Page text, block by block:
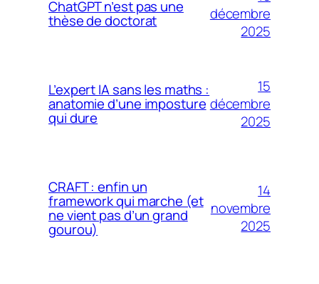
ChatGPT n’est pas une
thèse de doctorat
décembre
2025
L’expert IA sans les maths :
anatomie d’une imposture
qui dure
15
décembre
2025
CRAFT : enfin un
framework qui marche (et
ne vient pas d’un grand
gourou)
14
novembre
2025